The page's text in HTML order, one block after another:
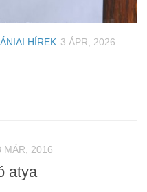
HÍREK 3 ÁPR, 2026
MÁR, 2016
atya